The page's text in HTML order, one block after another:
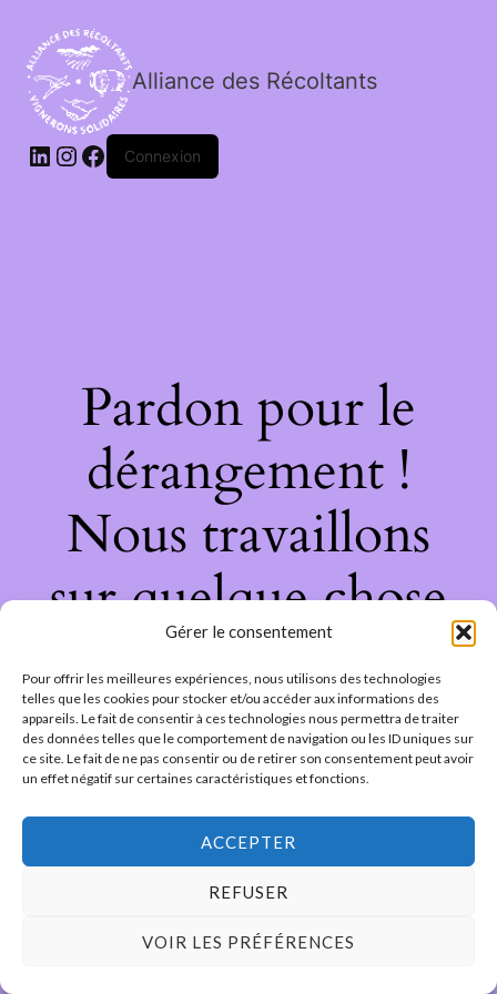
Gérer le consentement
Pour offrir les meilleures expériences, nous utilisons des technologies
telles que les cookies pour stocker et/ou accéder aux informations des
appareils. Le fait de consentir à ces technologies nous permettra de traiter
des données telles que le comportement de navigation ou les ID uniques sur
ce site. Le fait de ne pas consentir ou de retirer son consentement peut avoir
un effet négatif sur certaines caractéristiques et fonctions.
ACCEPTER
REFUSER
VOIR LES PRÉFÉRENCES
Alliance des Récoltants
Connexion
Pardon pour le
dérangement !
Nous travaillons
sur quelque chose
de fantastique –
revenez bientôt !